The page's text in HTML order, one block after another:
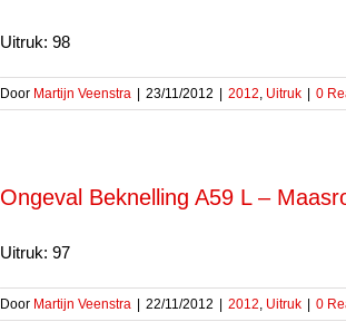
Uitruk: 98
Door Martijn Veenstra 23/11/2012 2012, Uitruk 0
Ongeval Beknelling A59 L –
Uitruk: 97
Door Martijn Veenstra 22/11/2012 2012, Uitruk 0